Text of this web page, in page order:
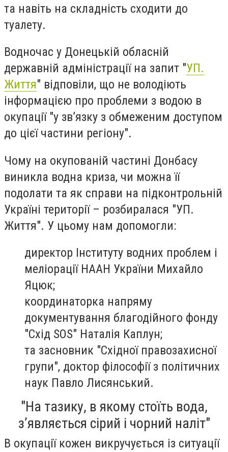
та навіть на складність сходити до
туалету.
Водночас у Донецькій обласній
державній адміністрації на запит "УП.
Життя" відповіли, що не володіють
інформацією про проблеми з водою в
окупації "у зв’язку з обмеженим доступом
до цієї частини регіону".
Чому на окупованій частині Донбасу
виникла водна криза, чи можна її
подолати та як справи на підконтрольній
Україні території – розбиралася "УП.
Життя". У цьому нам допомогли:
директор Інституту водних проблем і
меліорації НААН України Михайло
Яцюк;
координаторка напряму
документування благодійного фонду
"Схід SOS" Наталія Каплун;
та засновник "Східної правозахисної
групи", доктор філософії з політичних
наук Павло Лисянський.
"На тазику, в якому стоїть вода,
з’являється сірий і чорний наліт"
В окупації кожен викручується із ситуації